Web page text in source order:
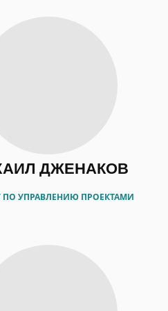
ДЖЕНАКОВ
ПО УПРАВЛЕНИЮ ПРОЕКТАМИ